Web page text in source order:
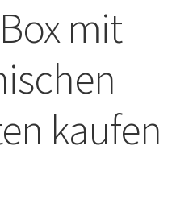
mit
kaufen